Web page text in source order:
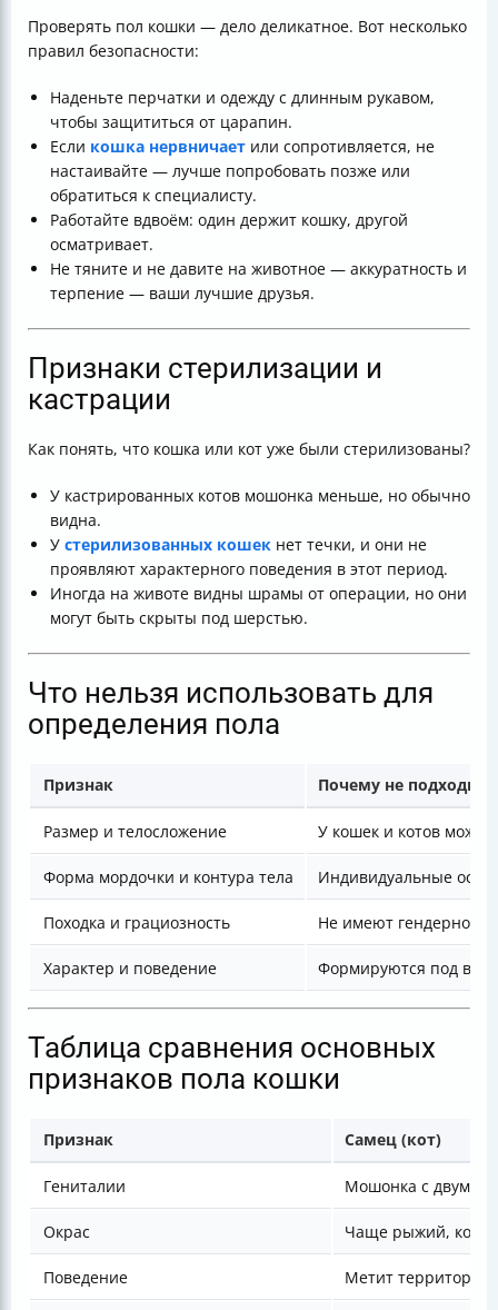
Проверять пол кошки — дело деликатное. Вот несколько
правил безопасности:
Наденьте перчатки и одежду с длинным рукавом,
чтобы защититься от царапин.
Если кошка нервничает или сопротивляется, не
настаивайте — лучше попробовать позже или
обратиться к специалисту.
Работайте вдвоём: один держит кошку, другой
осматривает.
Не тяните и не давите на животное — аккуратность и
терпение — ваши лучшие друзья.
Признаки стерилизации и
кастрации
Как понять, что кошка или кот уже были стерилизованы?
У кастрированных котов мошонка меньше, но обычно
видна.
У стерилизованных кошек нет течки, и они не
проявляют характерного поведения в этот период.
Иногда на животе видны шрамы от операции, но они
могут быть скрыты под шерстью.
Что нельзя использовать для
определения пола
Признак Почему не подходит
Размер и телосложение У кошек и котов
Форма мордочки и контура тела Индивидуальные
Походка и грациозность Не имеют гендерной
Характер и поведение Формируются под
Таблица сравнения основных
признаков пола кошки
Признак Самец (кот)
Гениталии Мошонка с двумя
Окрас Чаще рыжий,
Поведение Метит